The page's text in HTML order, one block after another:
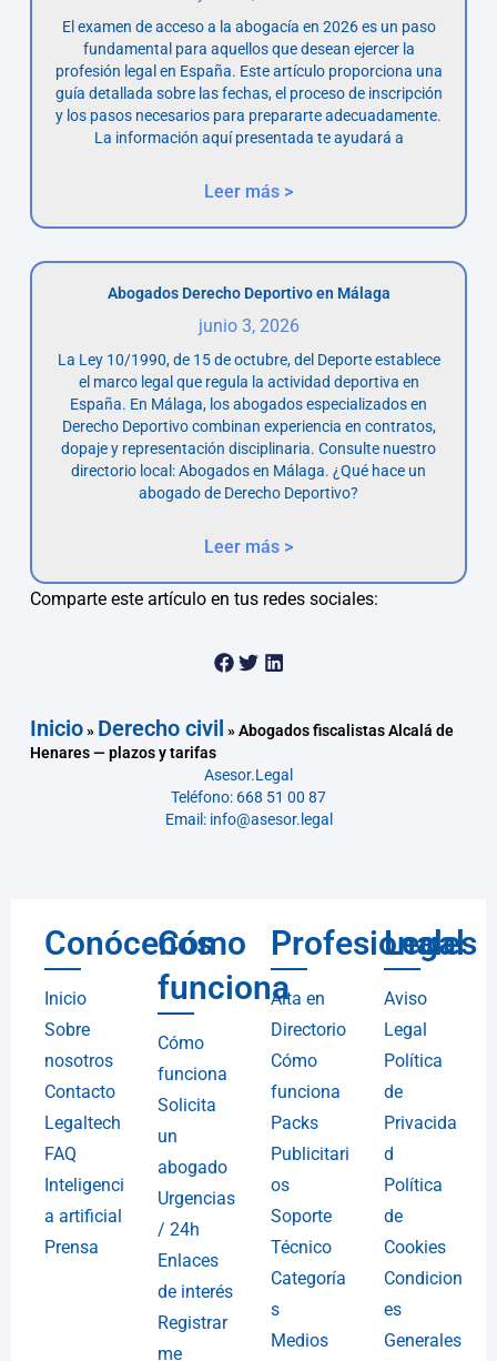
El examen de acceso a la abogacía en 2026 es un paso
fundamental para aquellos que desean ejercer la
profesión legal en España. Este artículo proporciona una
guía detallada sobre las fechas, el proceso de inscripción
y los pasos necesarios para prepararte adecuadamente.
La información aquí presentada te ayudará a
Leer más >
Abogados Derecho Deportivo en Málaga
junio 3, 2026
La Ley 10/1990, de 15 de octubre, del Deporte establece
el marco legal que regula la actividad deportiva en
España. En Málaga, los abogados especializados en
Derecho Deportivo combinan experiencia en contratos,
dopaje y representación disciplinaria. Consulte nuestro
directorio local: Abogados en Málaga. ¿Qué hace un
abogado de Derecho Deportivo?
Leer más >
Comparte este artículo en tus redes sociales:
Inicio» Derecho civil »Abogados fiscalistas Alcalá de
Henares — plazos y tarifas
Asesor.Legal
Teléfono: 668 51 00 87
Email: info@asesor.legal
Conócenos
Inicio
Sobre
nosotros
Contacto
Legaltech
FAQ
Inteligenci
a artificial
Prensa
Cómo
funciona
Cómo
funciona
Solicita
un
abogado
Urgencias
/ 24h
Enlaces
de interés
Registrar
me
Profesionales
Alta en
Directorio
Cómo
funciona
Packs
Publicitari
os
Soporte
Técnico
Categoría
s
Medios
Legal
Aviso
Legal
Política
de
Privacida
d
Política
de
Cookies
Condicion
es
Generales